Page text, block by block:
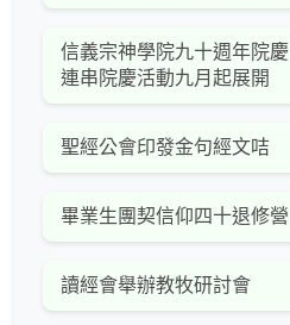
信義宗神學院九十週年院慶
連串院慶活動九月起展開
聖經公會印發金句經文咭
畢業生團契信仰四十退修營
讀經會舉辦教牧研討會